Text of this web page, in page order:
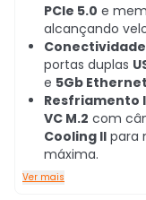
PCIe 5.0 e
alcançando
portas duplas
e 5Gb Ethernet
Resfriamento
VC M.2 com
Cooling II para
máxima.
Ver mais